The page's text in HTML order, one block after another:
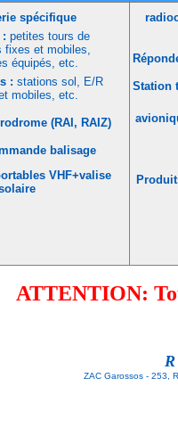
spécifique
: petites tours de
et mobiles,
équipés, etc.
: stations sol, E/R
mobiles, etc.
(RAI, RAIZ)
balisage
VHF+valise
Station
ATTENTION:
ZAC Garossos -